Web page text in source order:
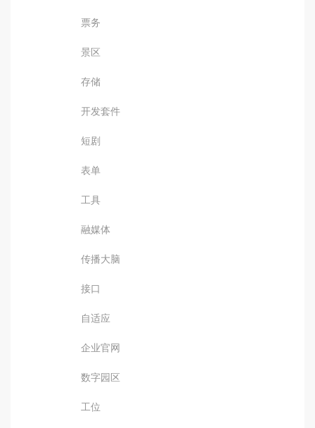
票务
景区
存储
开发套件
短剧
表单
工具
融媒体
传播大脑
接口
自适应
企业官网
数字园区
工位